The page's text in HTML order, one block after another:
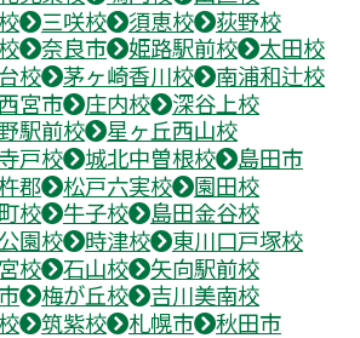
三咲校 須恵校
荻野校
奈良市 姫路駅前校
太田校
校 茅ヶ崎香川校
南浦和辻校
宮市 庄内校
深谷上校
駅前校
星ヶ丘西山校
戸校 城北中曽根校
島田市
郡 松戸六実校
園田校
校 牛子校
島田金谷校
園校 時津校
東川口戸塚校
校 石山校
矢向駅前校
梅が丘校
吉川美南校
筑紫校 札幌市
秋田市